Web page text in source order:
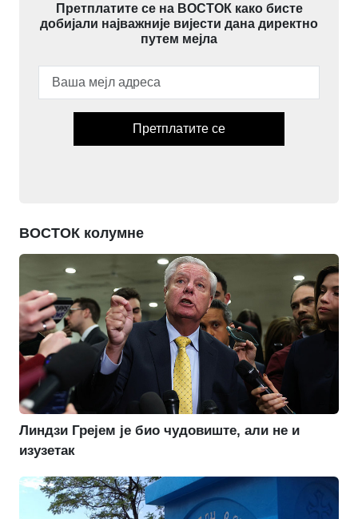
Претплатите се на ВОСТОК како бисте
добијали најважније вијести дана директно
путем мејла
Претплатите се
ВОСТОК колумне
Линдзи Грејем је био чудовиште, али не и
изузетак